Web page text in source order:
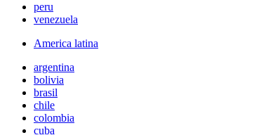
peru
venezuela
America latina
argentina
bolivia
brasil
chile
colombia
cuba